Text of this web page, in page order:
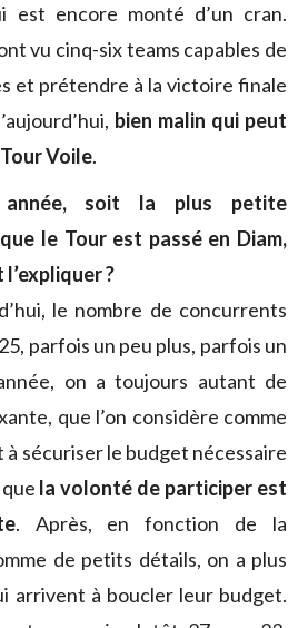
est encore monté d’un cran.
vu cinq-six teams capables de
et prétendre à la victoire finale
bien malin qui peut
Voile.
soit la plus petite
le Tour est passé en Diam,
?
le nombre de concurrents
parfois un peu plus, parfois un
on a toujours autant de
que l’on considère comme
sécuriser le budget nécessaire
la volonté de participer est
. Après, en fonction de la
de petits détails, on a plus
arrivent à boucler leur budget.